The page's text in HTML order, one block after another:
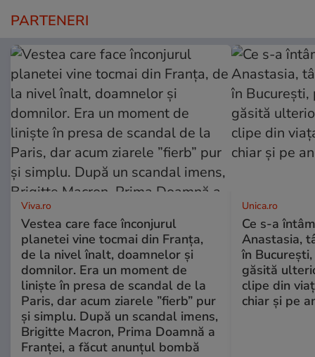
PARTENERI
Viva.ro
Vestea care face înconjurul
planetei vine tocmai din Franța,
de la nivel înalt, doamnelor și
domnilor. Era un moment de
liniște în presa de scandal de la
Paris, dar acum ziarele ”fierb” pur
și simplu. După un scandal imens,
Brigitte Macron, Prima Doamnă a
Franței, a făcut anunțul bombă
Unica.ro
Ce s-a
Anastasia,
în
găsită
clipe din
chiar și pe